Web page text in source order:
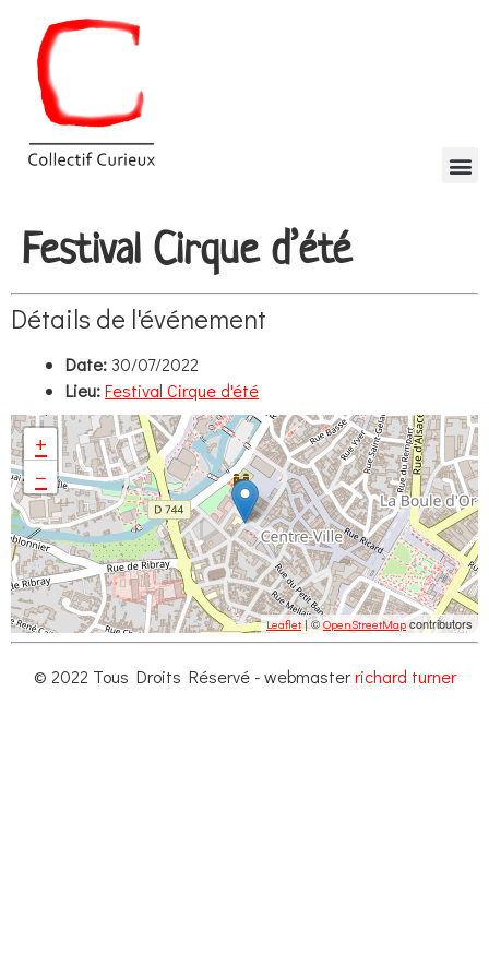
Festival Cirque d’été
Détails de l'événement
Date: 30/07/2022
Lieu:Festival Cirque d'été
+
−
Leaflet| ©OpenStreetMapcontributors
© 2022 Tous Droits Réservé - webmasterrichard turner